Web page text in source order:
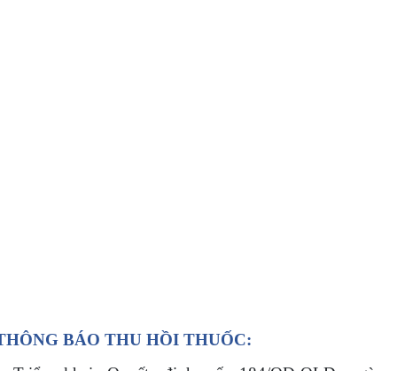
BÁO THU HỒI THUỐC: